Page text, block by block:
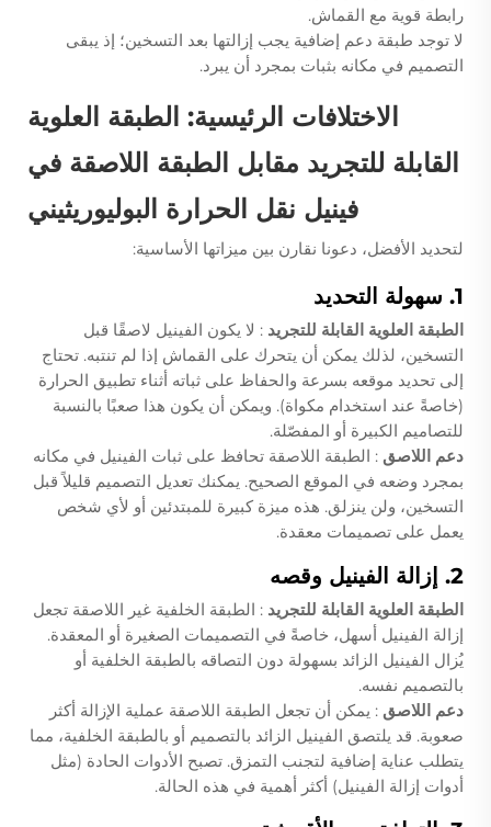
رابطة قوية مع القماش.
لا توجد طبقة دعم إضافية يجب إزالتها بعد التسخين؛ إذ يبقى
التصميم في مكانه بثبات بمجرد أن يبرد.
الاختلافات الرئيسية: الطبقة العلوية
القابلة للتجريد مقابل الطبقة اللاصقة في
فينيل نقل الحرارة البوليوريثيني
لتحديد الأفضل، دعونا نقارن بين ميزاتها الأساسية:
1. سهولة التحديد
الطبقة العلوية القابلة للتجريد : لا يكون الفينيل لاصقًا قبل
التسخين، لذلك يمكن أن يتحرك على القماش إذا لم تنتبه. تحتاج
إلى تحديد موقعه بسرعة والحفاظ على ثباته أثناء تطبيق الحرارة
(خاصةً عند استخدام مكواة). ويمكن أن يكون هذا صعبًا بالنسبة
للتصاميم الكبيرة أو المفصّلة.
دعم اللاصق : الطبقة اللاصقة تحافظ على ثبات الفينيل في مكانه
بمجرد وضعه في الموقع الصحيح. يمكنك تعديل التصميم قليلاً قبل
التسخين، ولن ينزلق. هذه ميزة كبيرة للمبتدئين أو لأي شخص
يعمل على تصميمات معقدة.
2. إزالة الفينيل وقصه
الطبقة العلوية القابلة للتجريد : الطبقة الخلفية غير اللاصقة تجعل
إزالة الفينيل أسهل، خاصةً في التصميمات الصغيرة أو المعقدة.
يُزال الفينيل الزائد بسهولة دون التصاقه بالطبقة الخلفية أو
بالتصميم نفسه.
دعم اللاصق : يمكن أن تجعل الطبقة اللاصقة عملية الإزالة أكثر
صعوبة. قد يلتصق الفينيل الزائد بالتصميم أو بالطبقة الخلفية، مما
يتطلب عناية إضافية لتجنب التمزق. تصبح الأدوات الحادة (مثل
أدوات إزالة الفينيل) أكثر أهمية في هذه الحالة.